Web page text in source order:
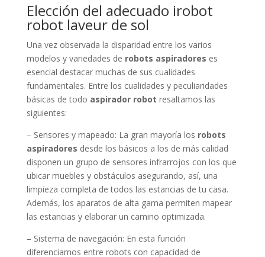
Elección del adecuado irobot
robot laveur de sol
Una vez observada la disparidad entre los varios
modelos y variedades de robots aspiradores es
esencial destacar muchas de sus cualidades
fundamentales. Entre los cualidades y peculiaridades
básicas de todo aspirador robot resaltamos las
siguientes:
– Sensores y mapeado: La gran mayoría los robots
aspiradores desde los básicos a los de más calidad
disponen un grupo de sensores infrarrojos con los que
ubicar muebles y obstáculos asegurando, así, una
limpieza completa de todos las estancias de tu casa.
Además, los aparatos de alta gama permiten mapear
las estancias y elaborar un camino optimizada.
– Sistema de navegación: En esta función
diferenciamos entre robots con capacidad de